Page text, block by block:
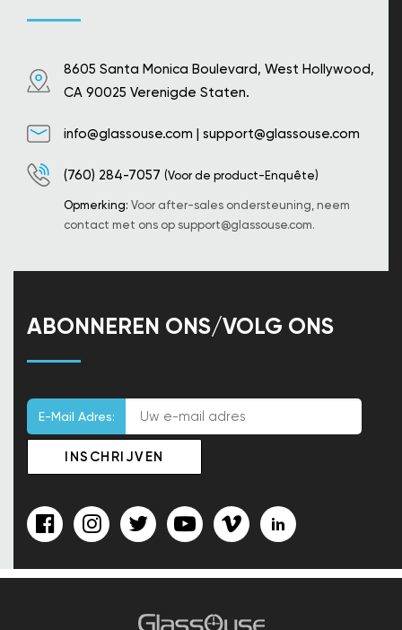
8605 Santa Monica Boulevard, West Hollywood,
CA 90025 Verenigde Staten.
info@glassouse.com | support@glassouse.com
(760) 284-7057 (Voor de product-Enquête)
Opmerking: Voor after-sales ondersteuning, neem
contact met ons op support@glassouse.com.
ABONNEREN ONS/VOLG ONS
E-Mail Adres: